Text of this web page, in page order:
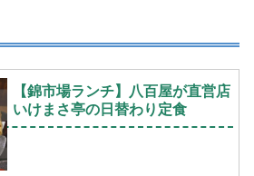
【錦市場ランチ】八百屋が直営店
いけまさ亭の日替わり定食